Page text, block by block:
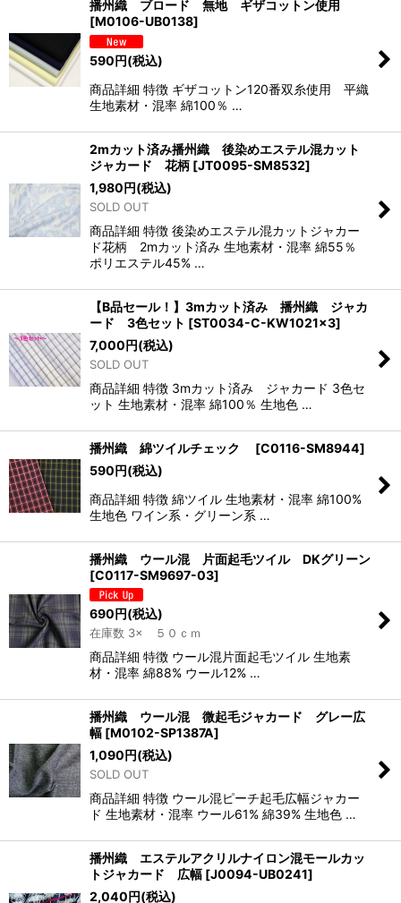
播州織 ブロード 無地 ギザコットン使用
[M0106-UB0138]
590円(税込)
商品詳細 特徴 ギザコットン120番双糸使用 平織
生地素材・混率 綿100％ …
2mカット済み播州織 後染めエステル混カット
ジャカード 花柄 [JT0095-SM8532]
1,980円(税込)
SOLD OUT
商品詳細 特徴 後染めエステル混カットジャカー
ド花柄 2mカット済み 生地素材・混率 綿55％
ポリエステル45% …
【B品セール！】3mカット済み 播州織 ジャカ
ード 3色セット [ST0034-C-KW1021×3]
7,000円(税込)
SOLD OUT
商品詳細 特徴 3mカット済み ジャカード 3色セ
ット 生地素材・混率 綿100％ 生地色 …
播州織 綿ツイルチェック [C0116-SM8944]
590円(税込)
商品詳細 特徴 綿ツイル 生地素材・混率 綿100%
生地色 ワイン系・グリーン系 …
播州織 ウール混 片面起毛ツイル DKグリーン
[C0117-SM9697-03]
690円(税込)
在庫数 3× ５０ｃｍ
商品詳細 特徴 ウール混片面起毛ツイル 生地素
材・混率 綿88% ウール12% …
播州織 ウール混 微起毛ジャカード グレー広
幅 [M0102-SP1387A]
1,090円(税込)
SOLD OUT
商品詳細 特徴 ウール混ピーチ起毛広幅ジャカー
ド 生地素材・混率 ウール61% 綿39% 生地色 …
播州織 エステルアクリルナイロン混モールカッ
トジャカード 広幅 [J0094-UB0241]
2,040円(税込)